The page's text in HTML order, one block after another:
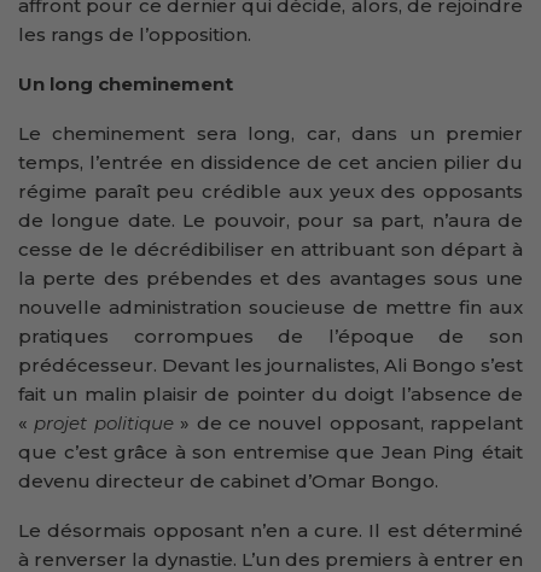
affront pour ce dernier qui décide, alors, de rejoindre
les rangs de l’opposition.
Un long cheminement
Le cheminement sera long, car, dans un premier
temps, l’entrée en dissidence de cet ancien pilier du
régime paraît peu crédible aux yeux des opposants
de longue date. Le pouvoir, pour sa part, n’aura de
cesse de le décrédibiliser en attribuant son départ à
la perte des prébendes et des avantages sous une
nouvelle administration soucieuse de mettre fin aux
pratiques corrompues de l’époque de son
prédécesseur. Devant les journalistes, Ali Bongo s’est
fait un malin plaisir de pointer du doigt l’absence de
« projet politique» de ce nouvel opposant, rappelant
que c’est grâce à son entremise que Jean Ping était
devenu directeur de cabinet d’Omar Bongo.
Le désormais opposant n’en a cure. Il est déterminé
à renverser la dynastie. L’un des premiers à entrer en